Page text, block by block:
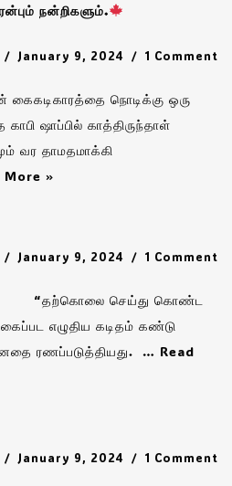
நன்றிகளும்.
January 9, 2024 1 Comment
நொடிக்கு ஒரு
ஷாப்பில் காத்திருந்தாள்
தாமதமாக்கி
More »
January 9, 2024 1 Comment
செய்து கொண்ட
எழுதிய கடிதம் கண்டு
ரணப்படுத்தியது. … Read
January 9, 2024 1 Comment